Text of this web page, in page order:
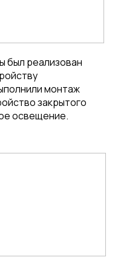
был реализован
монтаж
закрытого
освещение.